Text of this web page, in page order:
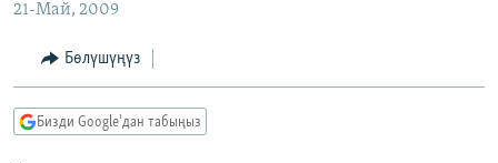
ЭКОНОМИКА
МАДАНИЯТ
БОРБОР АЗИЯ
АТАЙЫН ИЛИКТӨӨ
ТВ ПРОГРАММАЛАР
ЭКСПЕРТТЕР ТАЛДАЙТ
ӨЗГӨЧӨ ПИКИР
21-Май, 2009
Бөлүшүңүз
Бизди Google'дан табыңыз